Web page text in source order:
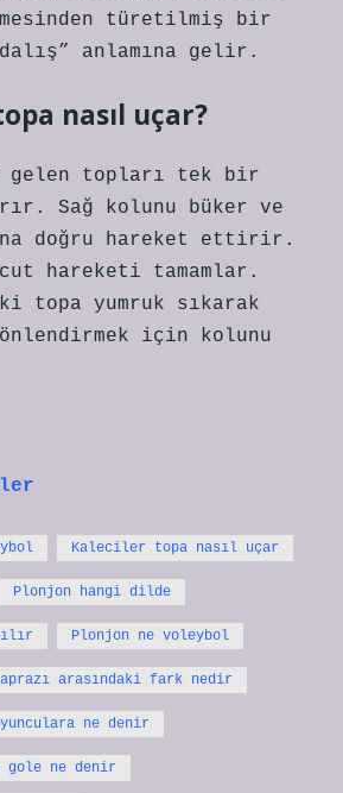
türetilmiş bir
anlamına gelir.
nasıl uçar?
gelen topları tek bir
Sağ kolunu büker ve
doğru hareket ettirir.
hareketi tamamlar.
topa yumruk sıkarak
için kolunu
Kaleciler topa nasıl uçar
Plonjon hangi dilde
Plonjon ne voleybol
arasındaki fark nedir
ne denir
gole ne denir